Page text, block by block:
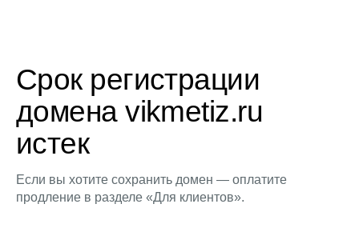
Срок регистрации
домена vikmetiz.ru
истек
Если вы хотите сохранить домен — оплатите
продление в разделе «Для клиентов».